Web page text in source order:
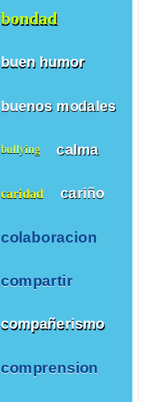
bondad
buen humor
buenos modales
bullying calma
caridad cariño
colaboracion
compartir
compañerismo
comprension